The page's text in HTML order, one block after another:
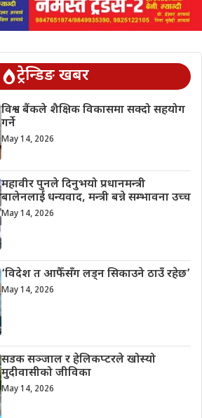
ट्रेन्डिङ खबर
विश्व बैंकले शैक्षिक विकासमा सक्दो सहयोग
गर्ने
May 14, 2026
महावीर पुनले दिनुभयो प्रधानमन्त्री
बालेनलाई धन्यवाद, मन्त्री बन्ने सम्भावना उच्च
May 14, 2026
‘विदेश त आफैँसँग लड्न सिकाउने ठाउँ रहेछ’
May 14, 2026
सडक सञ्जाल र हेलिकप्टरले खोस्यो
मुदीवासीको जीविका
May 14, 2026